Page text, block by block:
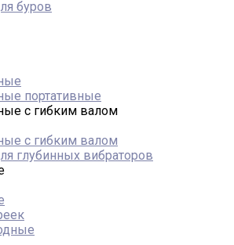
буров
портативные
с гибким валом
с гибким валом
глубинных вибраторов